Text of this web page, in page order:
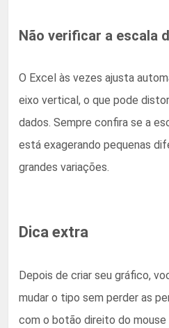
Não verificar a escala
O Excel às vezes ajusta
eixo vertical, o que pode
dados. Sempre confira se a
está exagerando pequenas
grandes variações.
Dica extra
Depois de criar seu gráfico,
mudar o tipo sem perder as
com o botão direito do